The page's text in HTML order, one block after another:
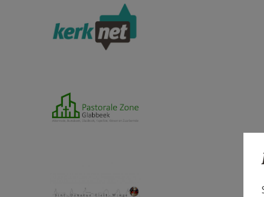
logo_kerknet.jpeg
pastorale zone glabbeek.png